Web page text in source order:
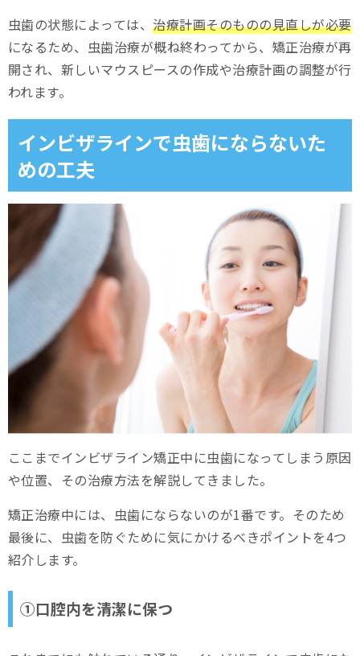
虫歯の状態によっては、治療計画そのものの見直しが必要
になるため、虫歯治療が概ね終わってから、矯正治療が再
開され、新しいマウスピースの作成や治療計画の調整が行
われます。
インビザラインで虫歯にならないた
めの工夫
ここまでインビザライン矯正中に虫歯になってしまう原因
や位置、その治療方法を解説してきました。
矯正治療中には、虫歯にならないのが1番です。そのため
最後に、虫歯を防ぐために気にかけるべきポイントを4つ
紹介します。
①口腔内を清潔に保つ